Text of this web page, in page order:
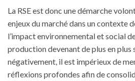
La RSE est donc une démarche
enjeux du marché dans un contexte
l’impact environnemental et social
production devenant de plus en
négativement, il est impérieux de
réflexions profondes afin de